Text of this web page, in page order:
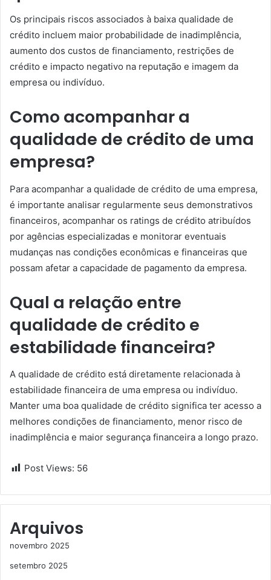
Os principais riscos associados à baixa qualidade de
crédito incluem maior probabilidade de inadimplência,
aumento dos custos de financiamento, restrições de
crédito e impacto negativo na reputação e imagem da
empresa ou indivíduo.
Como acompanhar a
qualidade de crédito de uma
empresa?
Para acompanhar a qualidade de crédito de uma empresa,
é importante analisar regularmente seus demonstrativos
financeiros, acompanhar os ratings de crédito atribuídos
por agências especializadas e monitorar eventuais
mudanças nas condições econômicas e financeiras que
possam afetar a capacidade de pagamento da empresa.
Qual a relação entre
qualidade de crédito e
estabilidade financeira?
A qualidade de crédito está diretamente relacionada à
estabilidade financeira de uma empresa ou indivíduo.
Manter uma boa qualidade de crédito significa ter acesso a
melhores condições de financiamento, menor risco de
inadimplência e maior segurança financeira a longo prazo.
Post Views: 56
Arquivos
novembro 2025
setembro 2025